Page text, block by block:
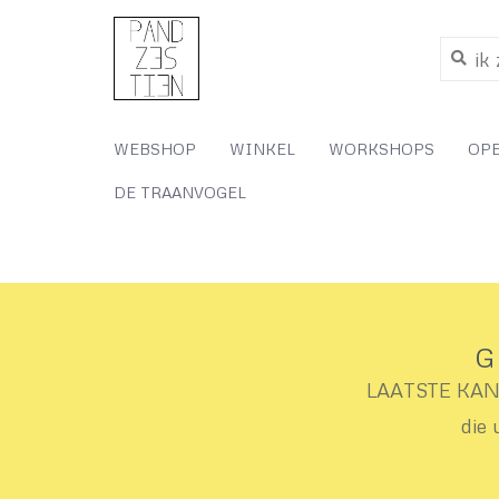
WEBSHOP WINKEL WORKSHOPS
DE TRAANVOGEL
LAATSTE
die